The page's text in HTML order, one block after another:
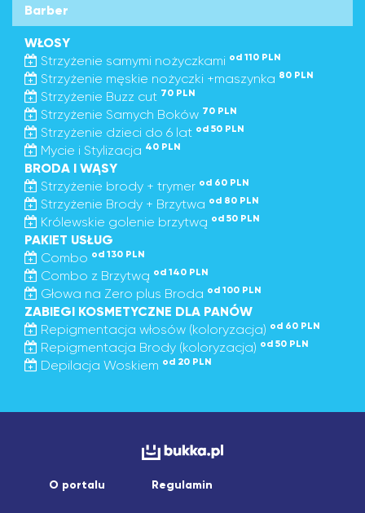
Barber
WŁOSY
Strzyżenie samymi nożyczkami od 110 PLN
Strzyżenie męskie nożyczki +maszynka 80 PLN
Strzyżenie Buzz cut 70 PLN
Strzyżenie Samych Boków 70 PLN
Strzyżenie dzieci do 6 lat od 50 PLN
Mycie i Stylizacja 40 PLN
BRODA I WĄSY
Strzyżenie brody + trymer od 60 PLN
Strzyżenie Brody + Brzytwa od 80 PLN
Królewskie golenie brzytwą od 50 PLN
PAKIET USŁUG
Combo od 130 PLN
Combo z Brzytwą od 140 PLN
Głowa na Zero plus Broda od 100 PLN
ZABIEGI KOSMETYCZNE DLA PANÓW
Repigmentacja włosów (koloryzacja) od 60 PLN
Repigmentacja Brody (koloryzacja) od 50 PLN
Depilacja Woskiem od 20 PLN
O portalu Regulamin